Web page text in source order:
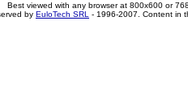
Best viewed with any browser at 800x600 or
by EuloTech SRL - 1996-2007. Content in